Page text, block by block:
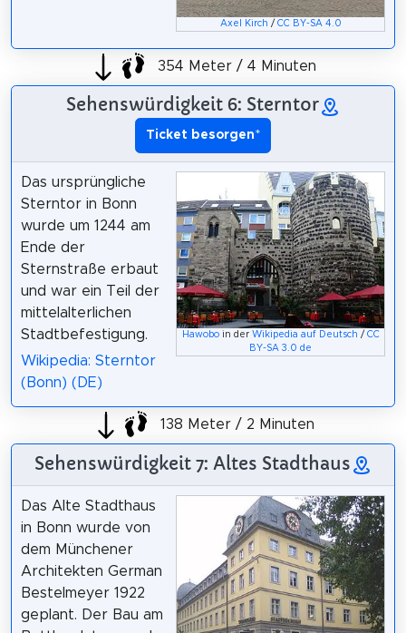
Axel Kirch / CC BY-SA 4.0
354 Meter / 4 Minuten
Sehenswürdigkeit 6: Sterntor
Ticket besorgen*
Hawoboin der Wikipedia auf Deutsch / CC
BY-SA 3.0 de
Das ursprüngliche
Sterntor in Bonn
wurde um 1244 am
Ende der
Sternstraße erbaut
und war ein Teil der
mittelalterlichen
Stadtbefestigung.
Wikipedia: Sterntor
(Bonn) (DE)
138 Meter / 2 Minuten
Sehenswürdigkeit 7: Altes Stadthaus
Das Alte Stadthaus
in Bonn wurde von
dem Münchener
Architekten German
Bestelmeyer 1922
geplant. Der Bau am